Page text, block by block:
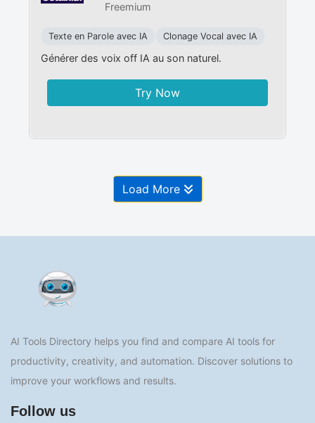
Freemium
Texte en Parole avec IA Clonage Vocal avec IA
Générer des voix off IA au son naturel.
Try Now
Load More
AI Tools Directory helps you find and compare AI tools for
productivity, creativity, and automation. Discover solutions to
improve your workflows and results.
Follow us